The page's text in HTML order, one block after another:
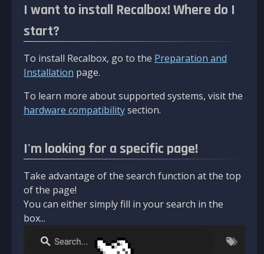
I want to install Recalbox! Where do I
start?
To install Recalbox, go to the Preparation and
Installation page.
To learn more about supported systems, visit the
hardware compatibilitysection.
I'm looking for a specific page!
Take advantage of the search function at the top
of the page!
You can either simply fill in your search in the
box...